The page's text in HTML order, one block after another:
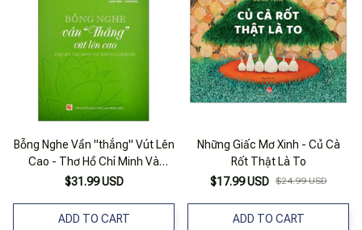
Bỗng Nghe Vần "thắng" Vút Lên
Cao - Thơ Hồ Chí Minh Và
Những Lời Bình
$31.99 USD
ADD TO CART
Những Giấc Mơ Xinh - Củ Cà
Rốt Thật Là To
$17.99 USD $24.99 USD
ADD TO CART